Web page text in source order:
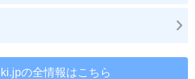
の全情報はこちら